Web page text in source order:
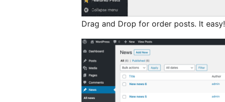
Drag and Drop for order posts. It easy!